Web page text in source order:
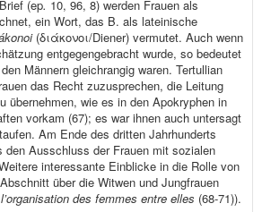
(ep. 10, 96, 8) werden Frauen als
ein Wort, das B. als lateinische
(διάκονοι/Diener) vermutet. Auch wenn
entgegengebracht wurde, so bedeutet
Männern gleichrangig waren. Tertullian
das Recht zuzusprechen, die Leitung
übernehmen, wie es in den Apokryphen in
vorkam (67); es war ihnen auch untersagt
Am Ende des dritten Jahrhunderts
den Ausschluss der Frauen mit sozialen
interessante Einblicke in die Rolle von
über die Witwen und Jungfrauen
des femmes entre elles (68-71)).